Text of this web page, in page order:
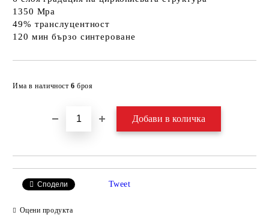
1350 Mpa
49% транслуцентност
120 мин бързо синтероване
Има в наличност 6 броя
Сподели Tweet
Оцени продукта